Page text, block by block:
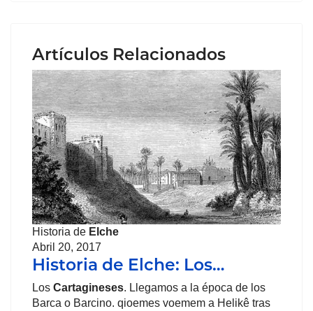
Artículos Relacionados
Historia de Elche
Abril 20, 2017
Historia de Elche: Los…
Los Cartagineses. Llegamos a la época de los
Barca o Barcino. qioemes voemem a Helikê tras